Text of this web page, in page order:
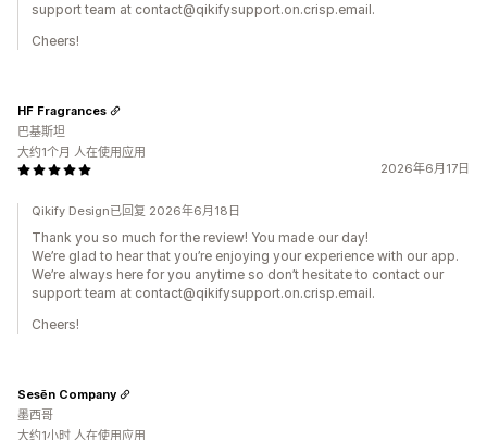
support team at contact@qikifysupport.on.crisp.email.
Cheers!
2026年6月17日
HF Fragrances
巴基斯坦
大约1个月 人在使用应用
Qikify Design已回复 2026年6月18日
Thank you so much for the review! You made our day!
We’re glad to hear that you’re enjoying your experience with our app.
We’re always here for you anytime so don’t hesitate to contact our
support team at contact@qikifysupport.on.crisp.email.
Cheers!
Sesēn Company
墨西哥
大约1小时 人在使用应用